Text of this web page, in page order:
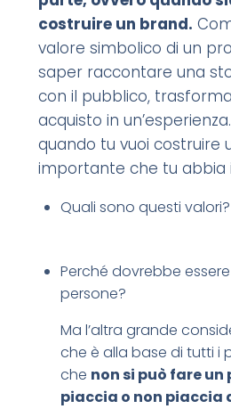
costruire un brand.
valore simbolico di un
saper raccontare una
con il pubblico,
acquisto in un’esperienza.
quando tu vuoi costruire
importante che tu abbia
Quali sono questi valori?
Perché dovrebbe
persone?
Ma l’altra grande
che è alla base di tutti i
che non si può fare
piaccia o non piaccia